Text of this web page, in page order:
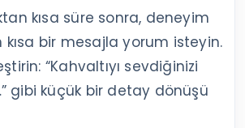
kısa süre sonra, deneyim
bir mesajla yorum isteyin.
“Kahvaltıyı sevdiğinizi
gibi küçük bir detay dönüşü